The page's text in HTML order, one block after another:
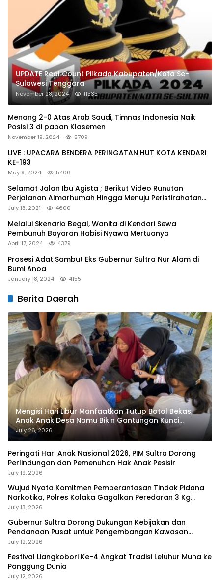
UPDATE Real Count Pilkada Kabupaten/Kota Se-
Sulawesi Tenggara
November 28, 2024 11535
Menang 2-0 Atas Arab Saudi, Timnas Indonesia Naik
Posisi 3 di papan Klasemen
November 19, 2024 5709
LIVE : UPACARA BENDERA PERINGATAN HUT KOTA KENDARI
KE-193
May 9, 2024 5406
Selamat Jalan Ibu Agista ; Berikut Video Runutan
Perjalanan Almarhumah Hingga Menuju Peristirahatan
Terakhir
July 13, 2021 4600
Melalui Skenario Begal, Wanita di Kendari Sewa
Pembunuh Bayaran Habisi Nyawa Mertuanya
April 17, 2024 4379
Prosesi Adat Sambut Eks Gubernur Sultra Nur Alam di
Bumi Anoa
January 18, 2024 4155
Berita Daerah
Mengisi Hari Libur Manfaatkan Tutup Botol Bekas,
Anak Anak Desa Namu Bikin Gantungan Kunci
Bernilai Ekonomi
July 26, 2026
Peringati Hari Anak Nasional 2026, PIM Sultra Dorong
Perlindungan dan Pemenuhan Hak Anak Pesisir
July 19, 2026
Wujud Nyata Komitmen Pemberantasan Tindak Pidana
Narkotika, Polres Kolaka Gagalkan Peredaran 3 Kg
Sabu-Sabu
July 13, 2026
Gubernur Sultra Dorong Dukungan Kebijakan dan
Pendanaan Pusat untuk Pengembangan Kawasan
Liangkobhori
July 12, 2026
Festival Liangkobori Ke-4 Angkat Tradisi Leluhur Muna ke
Panggung Dunia
July 12, 2026